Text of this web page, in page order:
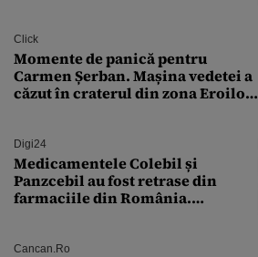
Click
Momente de panică pentru
Carmen Șerban. Mașina vedetei a
căzut în craterul din zona Eroilor:
Digi24
Medicamentele Colebil și
Panzcebil au fost retrase din
farmaciile din România.
Cancan.ro